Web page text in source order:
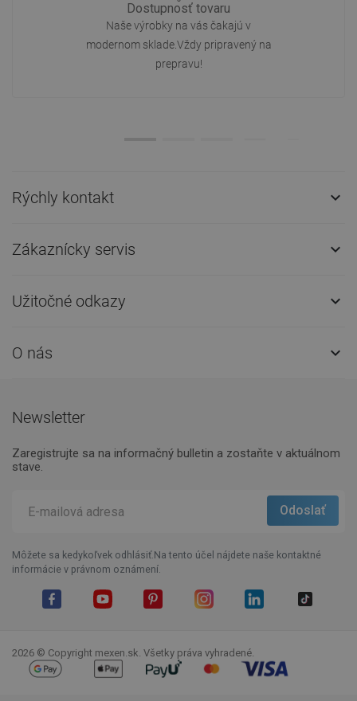
Dostupnosť tovaru
Naše výrobky na vás čakajú v
modernom sklade.Vždy pripravený na
prepravu!
Rýchly kontakt 
Zákaznícky servis 
Užitočné odkazy 
O nás 
Newsletter
Zaregistrujte sa na informačný bulletin a zostaňte v aktuálnom
stave.
Môžete sa kedykoľvek odhlásiť.Na tento účel nájdete naše kontaktné
informácie v právnom oznámení.
2026 © Copyright mexen.sk. Všetky práva vyhradené.